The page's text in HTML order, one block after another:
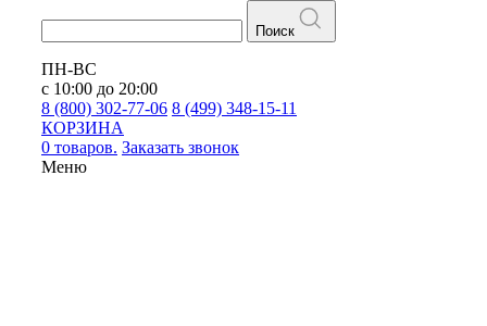
Поиск
ПН-ВС
с 10:00 до 20:00
8 (800) 302-77-06 8 (499) 348-15-11
КОРЗИНА
0 товаров. Заказать звонок
Меню